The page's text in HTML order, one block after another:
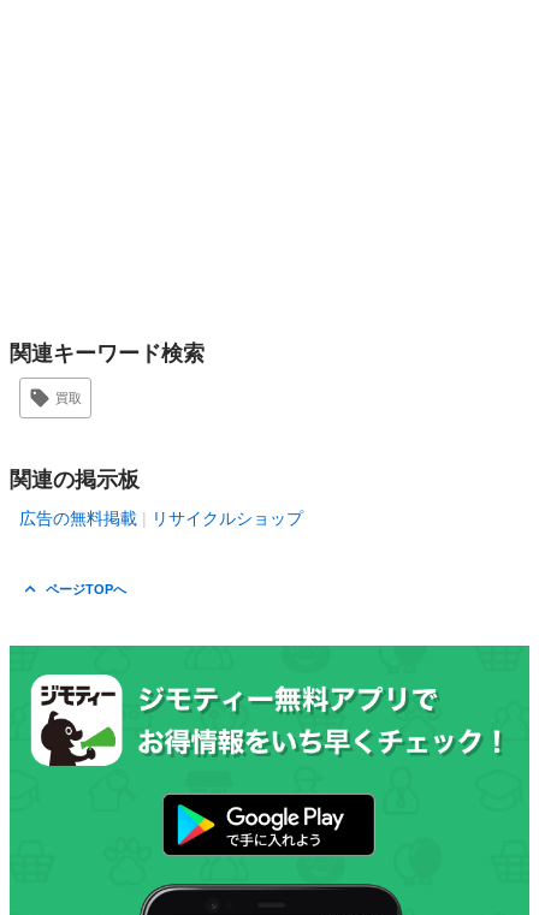
関連キーワード検索
買取
関連の掲示板
広告の無料掲載 リサイクルショップ
ページTOPへ